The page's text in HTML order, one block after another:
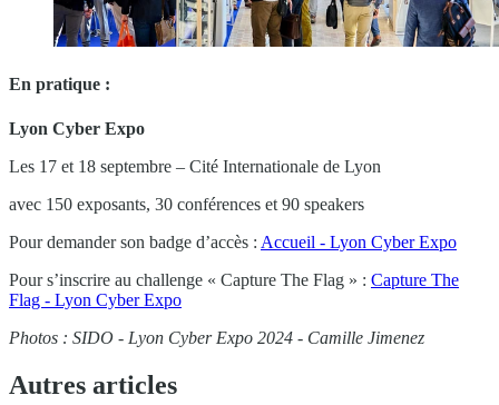
En pratique :
Lyon Cyber Expo
Les 17 et 18 septembre – Cité Internationale de Lyon
avec 150 exposants, 30 conférences et 90 speakers
Pour demander son badge d’accès : Accueil - Lyon Cyber Expo
Pour s’inscrire au challenge « Capture The Flag » : Capture The
Flag - Lyon Cyber Expo
Photos : SIDO - Lyon Cyber Expo 2024 - Camille Jimenez
Autres articles